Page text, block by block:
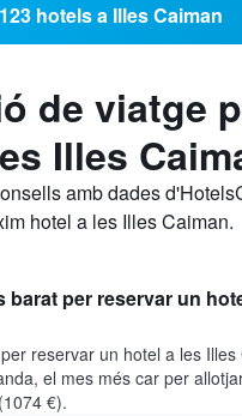
hotels a Illes Caiman
de viatge
Illes
amb dades
hotel a les Illes Caiman.
barat per reservar un
reservar un hotel a les Illes
el mes més car per
€).